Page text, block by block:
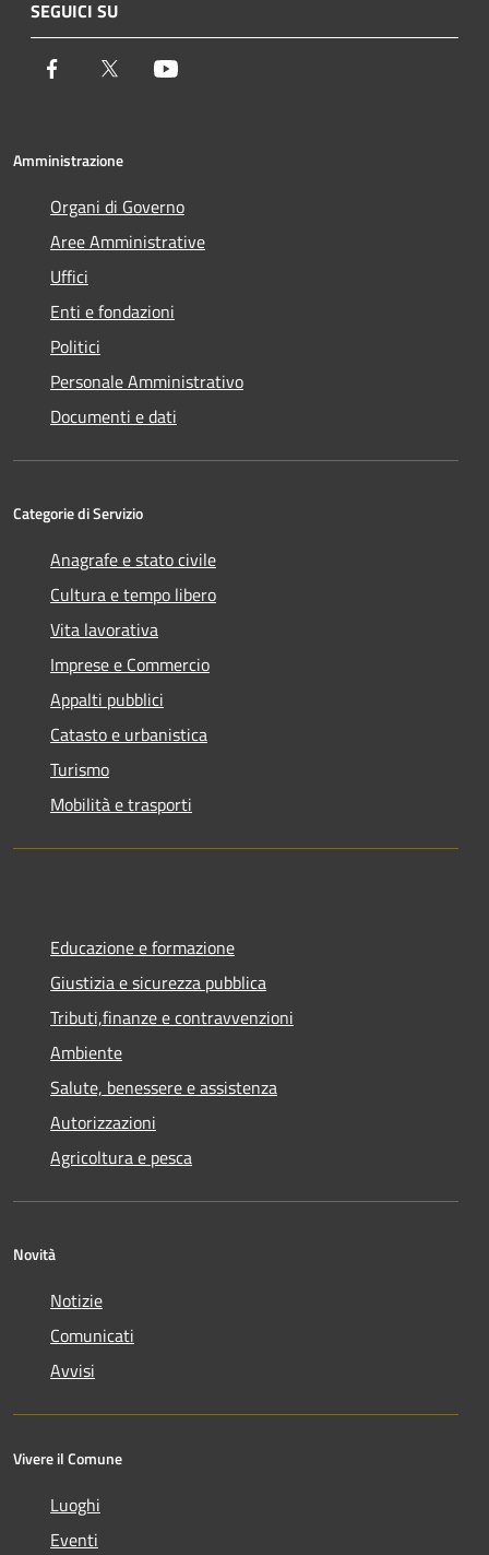
SEGUICI SU
Facebook Twitter
Amministrazione
Organi di Governo
Aree Amministrative
Uffici
Enti e fondazioni
Politici
Personale Amministrativo
Documenti e dati
Categorie di Servizio
Anagrafe e stato civile
Cultura e tempo libero
Vita lavorativa
Imprese e Commercio
Appalti pubblici
Catasto e urbanistica
Turismo
Mobilità e trasporti
Educazione e formazione
Giustizia e sicurezza pubblica
Tributi,finanze e contravvenzioni
Ambiente
Salute, benessere e assistenza
Autorizzazioni
Agricoltura e pesca
Novità
Notizie
Comunicati
Avvisi
Vivere il Comune
Luoghi
Eventi